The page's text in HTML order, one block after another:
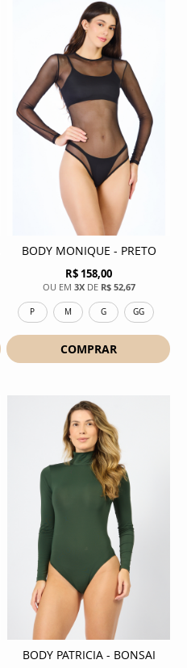
BODY MONIQUE - PRETO
R$ 158,00
3XDE R$ 52,67
P M G GG
COMPRAR
BODY PATRICIA - BONSAI